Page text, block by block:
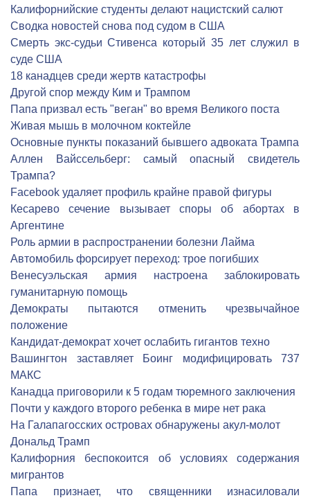
Калифорнийские студенты делают нацистский салют
Сводка новостей снова под судом в США
Смерть экс-судьи Стивенса который 35 лет служил в
суде США
18 канадцев среди жертв катастрофы
Другой спор между Ким и Трампом
Папа призвал есть "веган" во время Великого поста
Живая мышь в молочном коктейле
Основные пункты показаний бывшего адвоката Трампа
Аллен Вайссельберг: самый опасный свидетель
Трампа?
Facebook удаляет профиль крайне правой фигуры
Кесарево сечение вызывает споры об абортах в
Аргентине
Роль армии в распространении болезни Лайма
Автомобиль форсирует переход: трое погибших
Венесуэльская армия настроена заблокировать
гуманитарную помощь
Демократы пытаются отменить чрезвычайное
положение
Кандидат-демократ хочет ослабить гигантов техно
Вашингтон заставляет Боинг модифицировать 737
МАКС
Канадца приговорили к 5 годам тюремного заключения
Почти у каждого второго ребенка в мире нет рака
На Галапагосских островах обнаружены акул-молот
Дональд Трамп
Калифорния беспокоится об условиях содержания
мигрантов
Папа признает, что священники изнасиловали